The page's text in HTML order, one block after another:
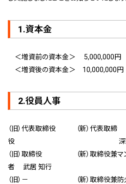
1.資本金
＜増資前の資本金＞ 5,000,000円
＜増資後の資本金＞ 10,000,000円
2.役員人事
（旧）代表取締役 （新）代表取締
役 深山
（旧）取締役 （新）取締役兼マン
者 武居 知行
（旧）－ （新）取締役兼防火
長期修繕カウンセリングサービ
無料よろづ相談
会社案内
代表挨拶 »